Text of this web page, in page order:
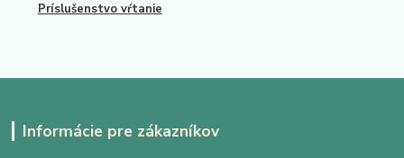
Príslušenstvo vŕtanie
Informácie pre zákazníkov